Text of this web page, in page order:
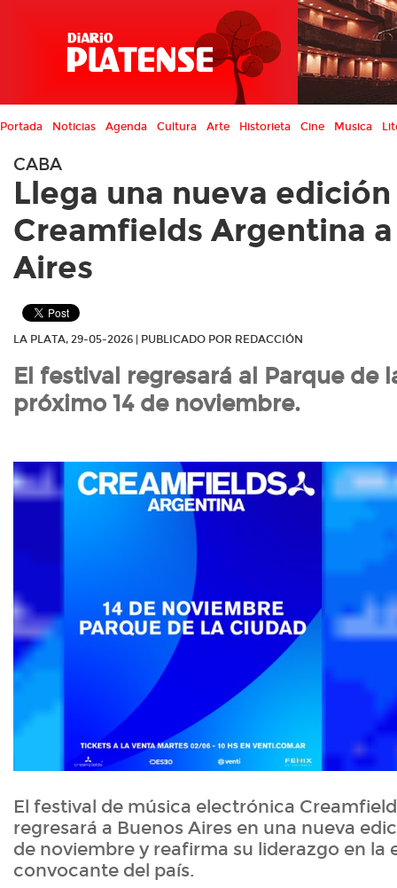
Portada Noticias Agenda Cultura Arte Historieta Cine Musica
CABA
Llega una nueva
Creamfields Argentina
Aires
LA PLATA, 29-05-2026 | PUBLICADO POR REDACCIÓN
El festival regresará al Parque de
próximo 14 de noviembre.
El festival de música electrónica
regresará a Buenos Aires en una nueva
de noviembre y reafirma su liderazgo en la
convocante del país.